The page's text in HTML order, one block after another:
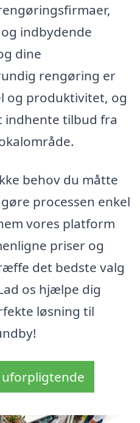
indbydende
dine
rengøring er
og produktivitet, og
tilbud fra
behov du måtte
processen enkel
vores platform
priser og
det bedste valg
os hjælpe dig
løsning til